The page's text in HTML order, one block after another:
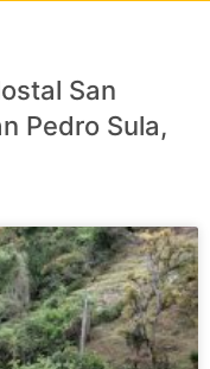
San
Pedro Sula,